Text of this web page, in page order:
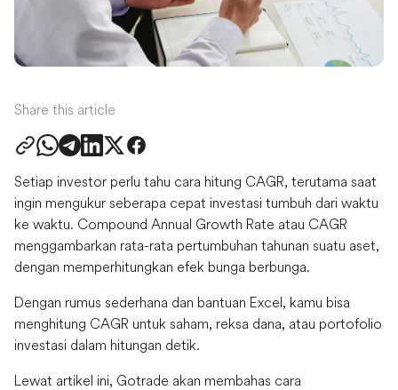
Share this article
Setiap investor perlu tahu cara hitung CAGR, terutama saat
ingin mengukur seberapa cepat investasi tumbuh dari waktu
ke waktu. Compound Annual Growth Rate atau CAGR
menggambarkan rata-rata pertumbuhan tahunan suatu aset,
dengan memperhitungkan efek bunga berbunga.
Dengan rumus sederhana dan bantuan Excel, kamu bisa
menghitung CAGR untuk saham, reksa dana, atau portofolio
investasi dalam hitungan detik.
Lewat artikel ini, Gotrade akan membahas cara